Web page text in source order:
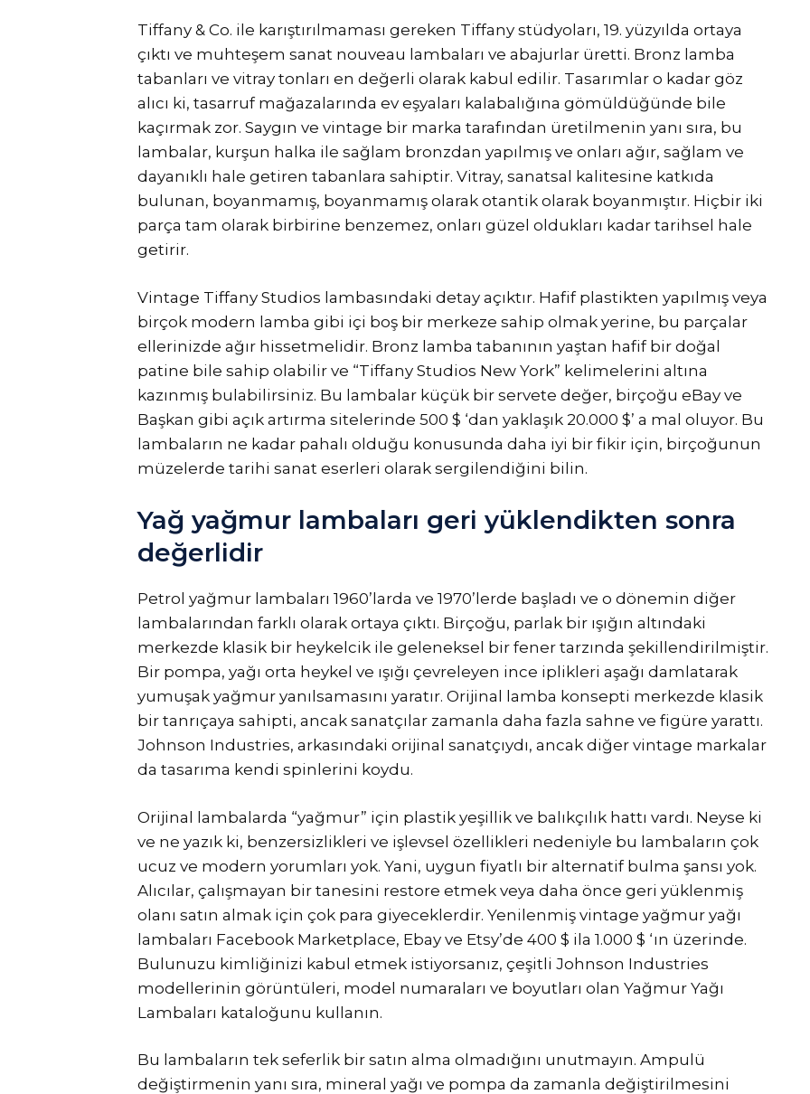
Tiffany & Co. ile karıştırılmaması gereken Tiffany stüdyoları, 19. yüzyılda ortaya
çıktı ve muhteşem sanat nouveau lambaları ve abajurlar üretti. Bronz lamba
tabanları ve vitray tonları en değerli olarak kabul edilir. Tasarımlar o kadar göz
alıcı ki, tasarruf mağazalarında ev eşyaları kalabalığına gömüldüğünde bile
kaçırmak zor. Saygın ve vintage bir marka tarafından üretilmenin yanı sıra, bu
lambalar, kurşun halka ile sağlam bronzdan yapılmış ve onları ağır, sağlam ve
dayanıklı hale getiren tabanlara sahiptir. Vitray, sanatsal kalitesine katkıda
bulunan, boyanmamış, boyanmamış olarak otantik olarak boyanmıştır. Hiçbir iki
parça tam olarak birbirine benzemez, onları güzel oldukları kadar tarihsel hale
getirir.
Vintage Tiffany Studios lambasındaki detay açıktır. Hafif plastikten yapılmış veya
birçok modern lamba gibi içi boş bir merkeze sahip olmak yerine, bu parçalar
ellerinizde ağır hissetmelidir. Bronz lamba tabanının yaştan hafif bir doğal
patine bile sahip olabilir ve “Tiffany Studios New York” kelimelerini altına
kazınmış bulabilirsiniz. Bu lambalar küçük bir servete değer, birçoğu eBay ve
Başkan gibi açık artırma sitelerinde 500 $ ‘dan yaklaşık 20.000 $’ a mal oluyor. Bu
lambaların ne kadar pahalı olduğu konusunda daha iyi bir fikir için, birçoğunun
müzelerde tarihi sanat eserleri olarak sergilendiğini bilin.
Yağ yağmur lambaları geri yüklendikten sonra
değerlidir
Petrol yağmur lambaları 1960’larda ve 1970’lerde başladı ve o dönemin diğer
lambalarından farklı olarak ortaya çıktı. Birçoğu, parlak bir ışığın altındaki
merkezde klasik bir heykelcik ile geleneksel bir fener tarzında şekillendirilmiştir.
Bir pompa, yağı orta heykel ve ışığı çevreleyen ince iplikleri aşağı damlatarak
yumuşak yağmur yanılsamasını yaratır. Orijinal lamba konsepti merkezde klasik
bir tanrıçaya sahipti, ancak sanatçılar zamanla daha fazla sahne ve figüre yarattı.
Johnson Industries, arkasındaki orijinal sanatçıydı, ancak diğer vintage markalar
da tasarıma kendi spinlerini koydu.
Orijinal lambalarda “yağmur” için plastik yeşillik ve balıkçılık hattı vardı. Neyse ki
ve ne yazık ki, benzersizlikleri ve işlevsel özellikleri nedeniyle bu lambaların çok
ucuz ve modern yorumları yok. Yani, uygun fiyatlı bir alternatif bulma şansı yok.
Alıcılar, çalışmayan bir tanesini restore etmek veya daha önce geri yüklenmiş
olanı satın almak için çok para giyeceklerdir. Yenilenmiş vintage yağmur yağı
lambaları Facebook Marketplace, Ebay ve Etsy’de 400 $ ila 1.000 $ ‘ın üzerinde.
Bulunuzu kimliğinizi kabul etmek istiyorsanız, çeşitli Johnson Industries
modellerinin görüntüleri, model numaraları ve boyutları olan Yağmur Yağı
Lambaları kataloğunu kullanın.
Bu lambaların tek seferlik bir satın alma olmadığını unutmayın. Ampulü
değiştirmenin yanı sıra, mineral yağı ve pompa da zamanla değiştirilmesini